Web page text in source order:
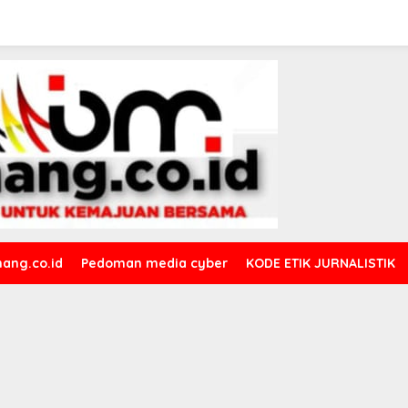
Pedoman media cyber KODE ETIK JURNALISTIK